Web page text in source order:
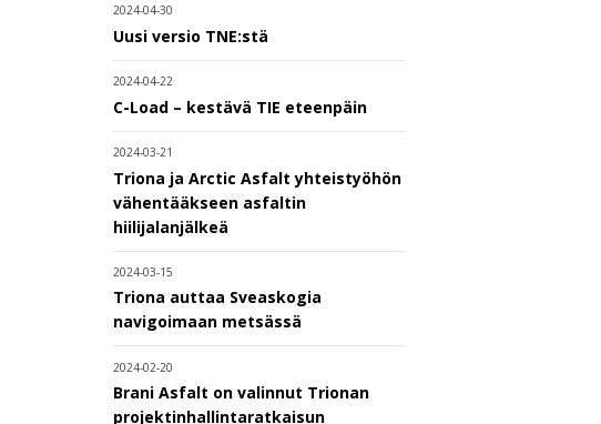
2024-04-30
Uusi versio TNE:stä
2024-04-22
C-Load – kestävä TIE eteenpäin
2024-03-21
Triona ja Arctic Asfalt yhteistyöhön
vähentääkseen asfaltin
hiilijalanjälkeä
2024-03-15
Triona auttaa Sveaskogia
navigoimaan metsässä
2024-02-20
Brani Asfalt on valinnut Trionan
projektinhallintaratkaisun